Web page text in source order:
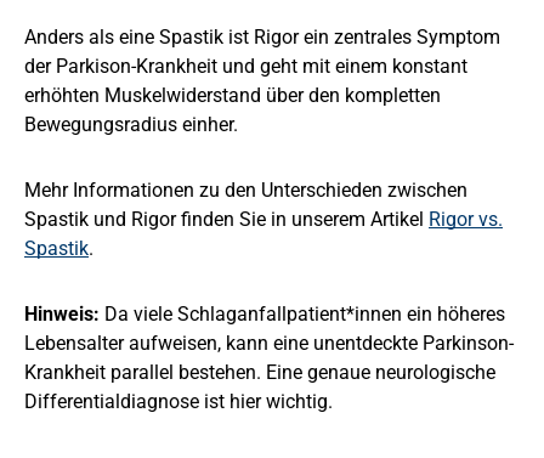
Anders als eine Spastik ist Rigor ein zentrales Symptom
der Parkison-Krankheit und geht mit einem konstant
erhöhten Muskelwiderstand über den kompletten
Bewegungsradius einher.
Mehr Informationen zu den Unterschieden zwischen
Spastik und Rigor finden Sie in unserem Artikel Rigor vs.
Spastik.
Hinweis: Da viele Schlaganfallpatient*innen ein höheres
Lebensalter aufweisen, kann eine unentdeckte Parkinson-
Krankheit parallel bestehen. Eine genaue neurologische
Differentialdiagnose ist hier wichtig.